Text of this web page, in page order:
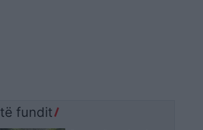
të fundit